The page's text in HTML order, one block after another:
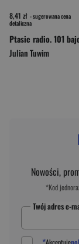
8,41 zł - sugerowana cena
detaliczna
Ptasie radio. 101
Julian Tuwim
Nowości,
*Kod
Twój adres e-